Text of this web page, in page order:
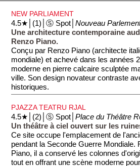
NEW PARLIAMENT
4.5★│(1)│Ⓢ Spot│Nouveau
Une architecture contemporaine
Renzo Piano.
Conçu par Renzo Piano (architecte
mondiale) et achevé dans les années
moderne en pierre calcaire sculptée
ville. Son design novateur contraste
historiques.
PJAZZA TEATRU RJAL
4.5★│(2)│Ⓢ Spot│Place du Théâtre
Un théâtre à ciel ouvert sur les
Ce site occupe l'emplacement de
pendant la Seconde Guerre Mondiale.
Piano, il a conservé les colonnes
tout en offrant une scène moderne